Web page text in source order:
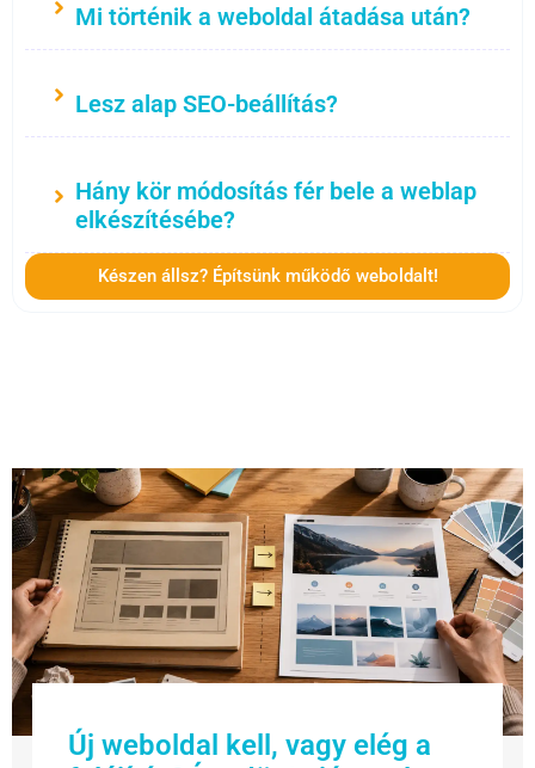
Mi történik a weboldal átadása után?
Lesz alap SEO-beállítás?
Hány kör módosítás fér bele a weblap
elkészítésébe?
Készen állsz? Építsünk működő weboldalt!
Új weboldal kell, vagy elég a